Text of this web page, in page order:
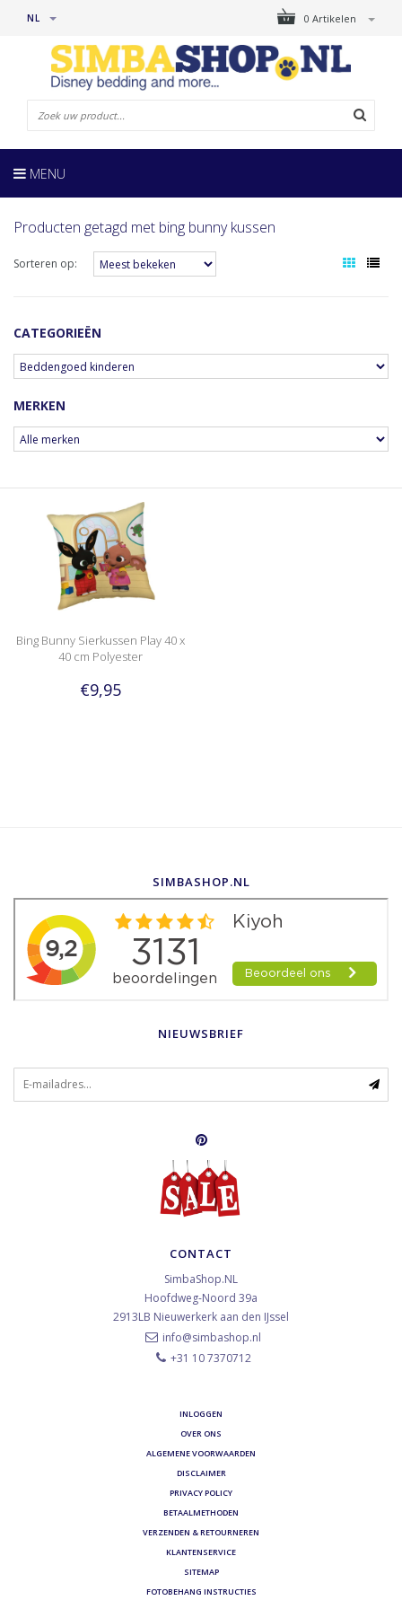
0 Artikelen
NL
MENU
Producten getagd met bing bunny kussen
Sorteren op:
CATEGORIEËN
MERKEN
Bing Bunny Sierkussen Play 40 x
40 cm Polyester
€9,95
SIMBASHOP.NL
NIEUWSBRIEF
CONTACT
SimbaShop.NL
Hoofdweg-Noord 39a
2913LB Nieuwerkerk aan den IJssel
info@simbashop.nl
+31 10 7370712
INLOGGEN
OVER ONS
ALGEMENE VOORWAARDEN
DISCLAIMER
PRIVACY POLICY
BETAALMETHODEN
VERZENDEN & RETOURNEREN
KLANTENSERVICE
SITEMAP
FOTOBEHANG INSTRUCTIES